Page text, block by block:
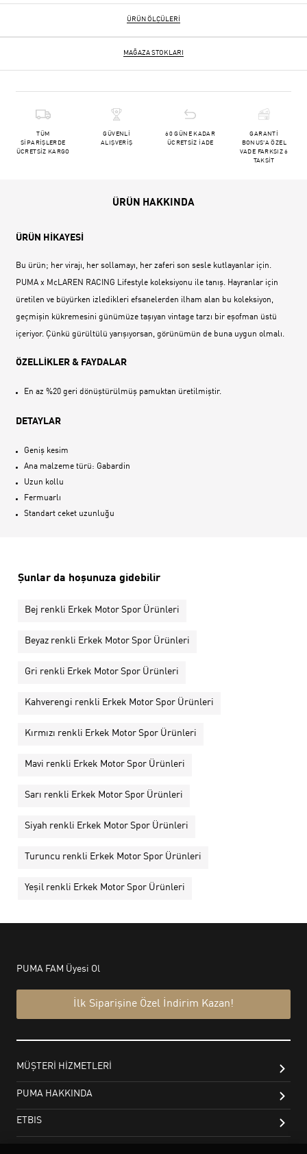
ÜRÜN ÖLÇÜLERI
MAĞAZA STOKLARI
TÜM
SİPARİŞLERDE
ÜCRETSİZ KARGO
GÜVENLİ
ALIŞVERİŞ
60 GÜNE KADAR
ÜCRETSİZ İADE
GARANTİ
BONUS'A ÖZEL
VADE FARKSIZ 6
TAKSİT
ÜRÜN HAKKINDA
ÜRÜN HİKAYESİ
Bu ürün; her virajı, her sollamayı, her zaferi son sesle kutlayanlar için.
PUMA x McLAREN RACING Lifestyle koleksiyonu ile tanış. Hayranlar için
üretilen ve büyürken izledikleri efsanelerden ilham alan bu koleksiyon,
geçmişin kükremesini günümüze taşıyan vintage tarzı bir eşofman üstü
içeriyor. Çünkü gürültülü yarışıyorsan, görünümün de buna uygun olmalı.
ÖZELLİKLER & FAYDALAR
En az %20 geri dönüştürülmüş pamuktan üretilmiştir.
DETAYLAR
Geniş kesim
Ana malzeme türü: Gabardin
Uzun kollu
Fermuarlı
Standart ceket uzunluğu
Şunlar da hoşunuza gidebilir
Bej renkli Erkek Motor Spor Ürünleri
Beyaz renkli Erkek Motor Spor Ürünleri
Gri renkli Erkek Motor Spor Ürünleri
Kahverengi renkli Erkek Motor Spor Ürünleri
Kırmızı renkli Erkek Motor Spor Ürünleri
Mavi renkli Erkek Motor Spor Ürünleri
Sarı renkli Erkek Motor Spor Ürünleri
Siyah renkli Erkek Motor Spor Ürünleri
Turuncu renkli Erkek Motor Spor Ürünleri
Yeşil renkli Erkek Motor Spor Ürünleri